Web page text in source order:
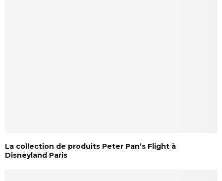
La collection de produits Peter Pan’s Flight à
Disneyland Paris